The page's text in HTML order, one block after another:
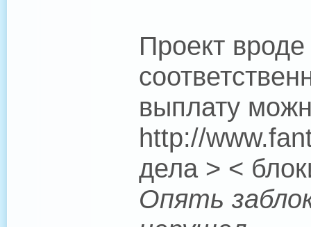
Проект
выплату
http://
дела > <
Опять